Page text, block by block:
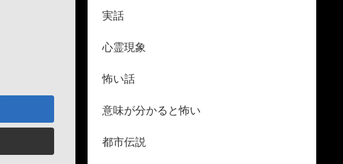
実話
心霊現象
怖い話
意味が分かると怖い
都市伝説